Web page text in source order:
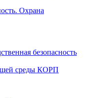
Охрана
безопасность
среды КОРП